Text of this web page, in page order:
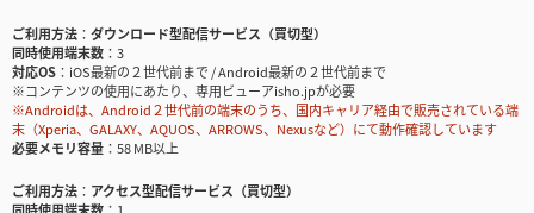
ご利用方法
ダウンロード型配信サービス（買切型）
同時使用端末数
3
対応OS
iOS最新の２世代前まで / Android最新の２世代前まで
※コンテンツの使用にあたり、専用ビューアisho.jpが必要
※Androidは、Android２世代前の端末のうち、国内キャリア経由で販売されている端
末（Xperia、GALAXY、AQUOS、ARROWS、Nexusなど）にて動作確認しています
必要メモリ容量
58 MB以上
ご利用方法
アクセス型配信サービス（買切型）